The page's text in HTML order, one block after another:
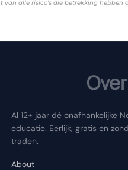
alle risico’s die betrekking hebben
Al 12+ jaar dé onafhankelijke
educatie. Eerlijk, gratis en
traden.
About